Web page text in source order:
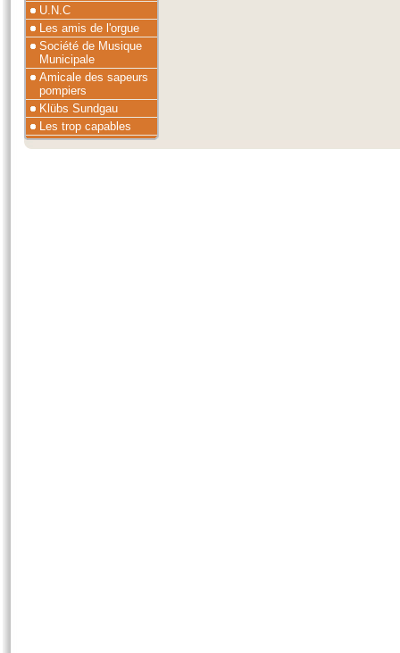
U.N.C
Les amis de l'orgue
Société de Musique
Municipale
Amicale des sapeurs
pompiers
Klübs Sundgau
Les trop capables